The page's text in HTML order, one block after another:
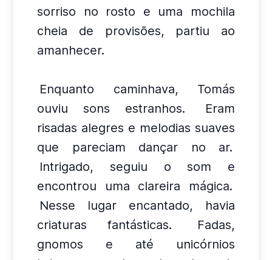
sorriso no rosto e uma mochila
cheia de provisões, partiu ao
amanhecer.
Enquanto caminhava, Tomás
ouviu sons estranhos.
Eram
risadas alegres e melodias suaves
que pareciam dançar no ar.
Intrigado, seguiu o som e
encontrou uma clareira mágica.
Nesse lugar encantado, havia
criaturas fantásticas.
Fadas,
gnomos e até unicórnios